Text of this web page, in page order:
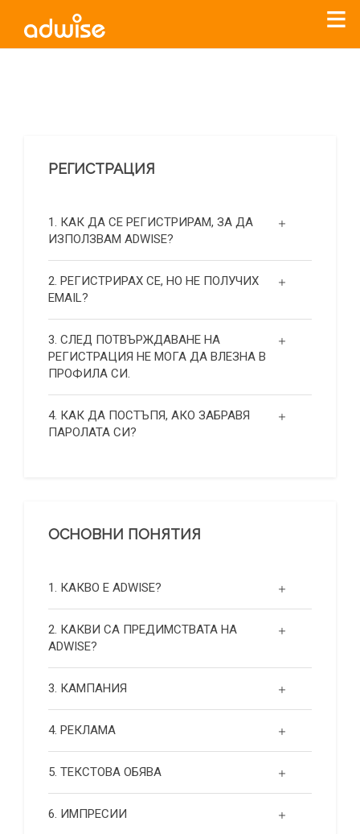
РЕГИСТРАЦИЯ
1. КАК ДА СЕ РЕГИСТРИРАМ, ЗА ДА
ИЗПОЛЗВАМ ADWISE?
2. РЕГИСТРИРАХ СЕ, НО НЕ ПОЛУЧИХ
EMAIL?
3. СЛЕД ПОТВЪРЖДАВАНЕ НА
РЕГИСТРАЦИЯ НЕ МОГА ДА ВЛЕЗНА В
ПРОФИЛА СИ.
4. КАК ДА ПОСТЪПЯ, АКО ЗАБРАВЯ
ПАРОЛАТА СИ?
ОСНОВНИ ПОНЯТИЯ
1. КАКВО Е ADWISE?
2. КАКВИ СА ПРЕДИМСТВАТА НА
ADWISE?
3. КАМПАНИЯ
4. РЕКЛАМА
5. ТЕКСТОВА ОБЯВА
6. ИМПРЕСИИ